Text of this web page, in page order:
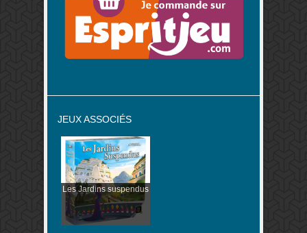
JEUX ASSOCIÉS
Les Jardins suspendus